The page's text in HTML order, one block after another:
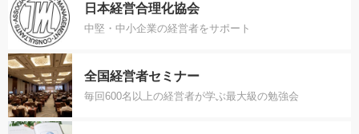
日本経営合理化協会
中堅・中小企業の経営者をサポート
全国経営者セミナー
毎回600名以上の経営者が学ぶ最大級の勉強会